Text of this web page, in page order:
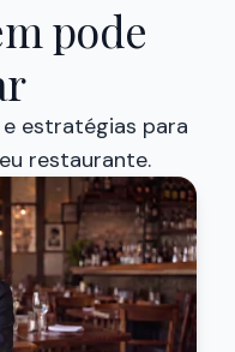
pode
estratégias para
restaurante.